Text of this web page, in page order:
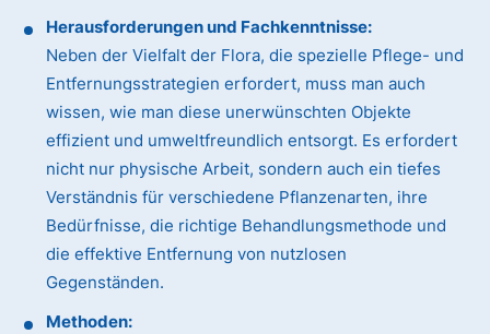
Herausforderungen und Fachkenntnisse:
Neben der Vielfalt der Flora, die spezielle Pflege- und
Entfernungsstrategien erfordert, muss man auch
wissen, wie man diese unerwünschten Objekte
effizient und umweltfreundlich entsorgt. Es erfordert
nicht nur physische Arbeit, sondern auch ein tiefes
Verständnis für verschiedene Pflanzenarten, ihre
Bedürfnisse, die richtige Behandlungsmethode und
die effektive Entfernung von nutzlosen
Gegenständen.
Methoden: